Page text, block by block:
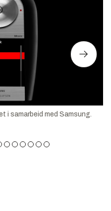
i samarbeid med Samsung.